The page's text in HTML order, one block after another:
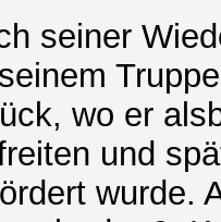
seiner
wo er
und
wurde.